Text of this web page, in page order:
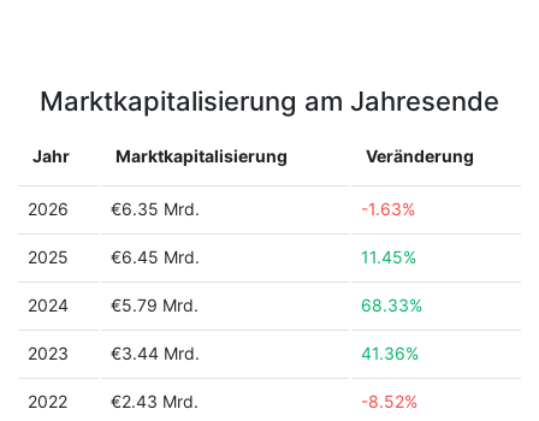
Marktkapitalisierung am Jahresende
Jahr Marktkapitalisierung Veränderung
2026 €6.35 Mrd. -1.63%
2025 €6.45 Mrd. 11.45%
2024 €5.79 Mrd. 68.33%
2023 €3.44 Mrd. 41.36%
2022 €2.43 Mrd. -8.52%